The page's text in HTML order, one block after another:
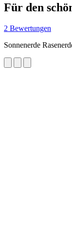
Für den
2 Bewertungen
Sonnenerde